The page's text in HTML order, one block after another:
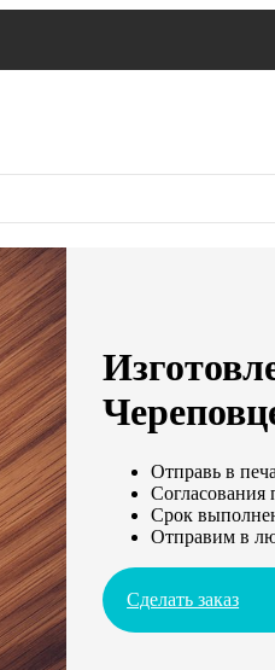
Отправь в
Согласования
Срок
Отправим в
Сделать заказ